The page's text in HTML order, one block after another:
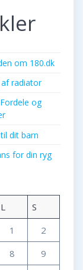
om 180.dk
radiator
og
dit barn
for din ryg
L
S
1
2
8
9